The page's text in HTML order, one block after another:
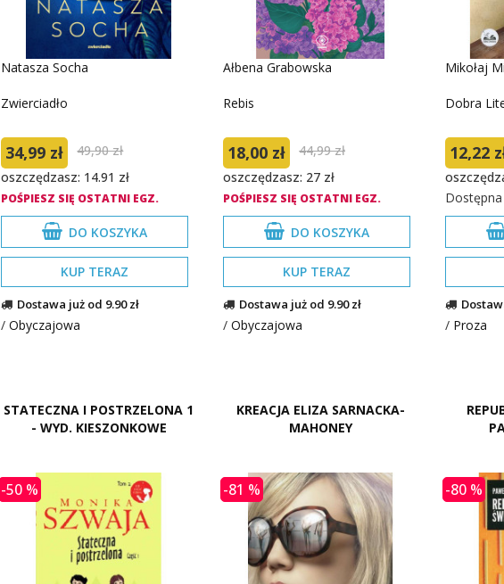
Natasza Socha
Zwierciadło
34,99 zł
49,90 zł
oszczędzasz: 14.91 zł
POŚPIESZ SIĘ OSTATNI EGZ.
DO KOSZYKA
KUP TERAZ
Dostawa już od 9.90 zł
/Obyczajowa
Ałbena Grabowska
Rebis
18,00 zł
44,99 zł
oszczędzasz: 27 zł
POŚPIESZ SIĘ OSTATNI EGZ.
DO KOSZYKA
KUP TERAZ
Dostawa już od 9.90 zł
/Obyczajowa
Mikołaj
Dobra
12,22
/ Proza
STATECZNA I POSTRZELONA 1
- WYD. KIESZONKOWE
-50 %
KREACJA ELIZA SARNACKA-
MAHONEY
-81 % -80 %